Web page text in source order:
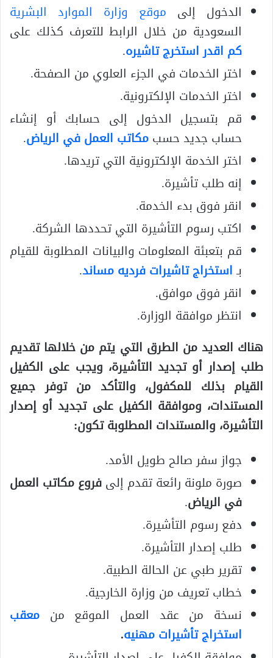
الدخول إلى موقع وزارة الموارد البشرية
السعودية من خلال الرابط للتعرف كذلك على
كم اقدر استخرج تاشيره.
اختر الخدمات في الجزء العلوي من الصفحة.
اختر الخدمات الإلكترونية.
قم بتسجيل الدخول إلى حسابك أو إنشاء
حساب جديد حسبمكاتب العمل في الرياض.
اختر الخدمة الإلكترونية التي تريدها.
إنه طلب تأشيرة.
انقر فوق بدء الخدمة.
اكتب رسوم التأشيرة التي تحددها الشركة.
قم بتعبئة المعلومات والبيانات المطلوبة للقيام
بـاستخراج تاشيرات فرديه مساند.
انقر فوق موافق.
انتظر موافقة الوزارة.
هناك العديد من الطرق التي يتم من خلالها تقديم
طلب إصدار أو تجديد التأشيرة، ويجب على الكفيل
القيام بذلك للمكفول، والتأكد من توفر جميع
المستندات، وموافقة الكفيل على تجديد أو إصدار
التأشيرة، والمستندات المطلوبة تكون:
جواز سفر صالح طويل الأمد.
صورة ملونة رائعة تقدم إلىفروع مكاتب العمل
في الرياض.
دفع رسوم التأشيرة.
طلب إصدار التأشيرة.
تقرير طبي عن الحالة الطبية.
خطاب تعريف من وزارة الخارجية.
نسخة من عقد العمل الموقع من معقب
استخراج تأشيرات مهنيه.